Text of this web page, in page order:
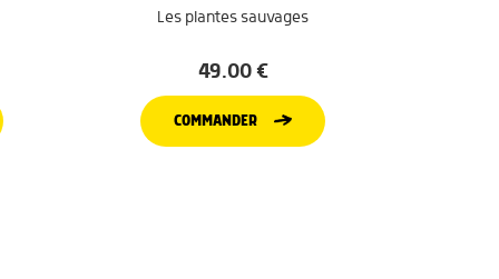
Les plantes sauvages
49.00€
COMMANDER